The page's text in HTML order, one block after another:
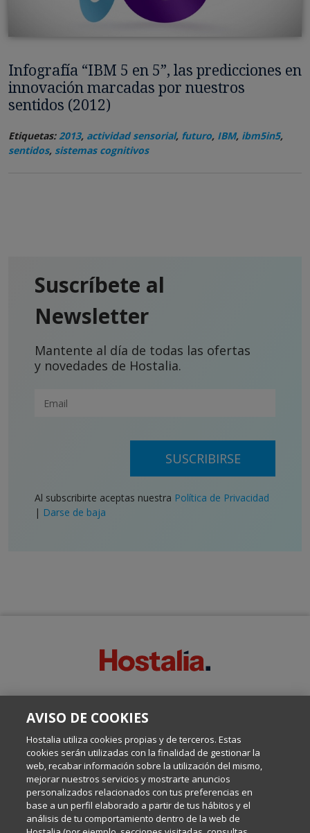
Infografía “IBM 5 en 5”, las predicciones en
innovación marcadas por nuestros
sentidos (2012)
Etiquetas:2013, actividad sensorial, futuro, IBM, ibm5in5,
sentidos, sistemas cognitivos
Suscríbete al
Newsletter
Mantente al día de todas las ofertas
y novedades de Hostalia.
SUSCRIBIRSE
Al subscribirte aceptas nuestra Política de Privacidad
| Darse de baja
Escrito por el equipo de Comunicación de Hostalia, dirigido por
Internet y Tecnología.
Política de privacidad
Política de cookies
AVISO DE COOKIES
Hostalia utiliza cookies propias y de terceros. Estas
cookies serán utilizadas con la finalidad de gestionar la
web, recabar información sobre la utilización del mismo,
mejorar nuestros servicios y mostrarte anuncios
personalizados relacionados con tus preferencias en
base a un perfil elaborado a partir de tus hábitos y el
análisis de tu comportamiento dentro de la web de